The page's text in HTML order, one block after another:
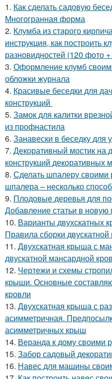
1. Как сделать садовую
Многогранная форма
2. Клумба из старого
инструкция, как построить
разновидностей (120 фото
3. Оформление клумб
обложки журнала
4. Красивые беседки для
конструкций
5. Замок для калитки
из профнастила
6. Занавески в беседку для
7. Декоративный мостик на
конструкций декоративных
8. Сделать шпалеру своими
шпалера – несколько
9. Плодовые деревья для
Добавление статьи в новую
10. Варианты двухскатных
Правила сборки
11. Двухскатная крыша с
двускатной мансардной
12. Чертежи и схемы
крыши. Основные
кровли
13. Двухскатная крыша с
асимметричная.
асимметричных крыш
14. Веранда к дому своими
15. Забор садовый
16. Навес для машины